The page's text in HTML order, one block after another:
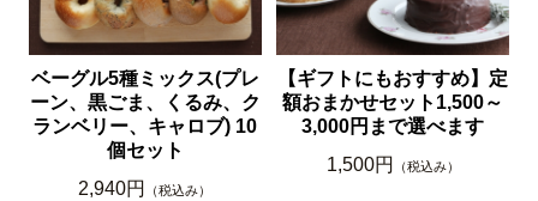
ベーグル5種ミックス(プレ
ーン、黒ごま、くるみ、ク
ランベリー、キャロブ) 10
個セット
2,940円
（税込み）
【ギフトにもおすすめ】定
額おまかせセット1,500～
3,000円まで選べます
1,500円
（税込み）